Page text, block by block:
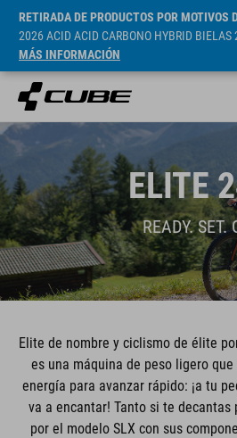
RETIRADA DE PRODUCTOS POR MOTIVOS
2026 ACID ACID CARBONO HYBRID BIELAS
MÁS INFORMACIÓN
ELITE
READY. SET.
Elite de nombre y ciclismo de élite
es una máquina de peso ligero
energía para avanzar rápido: ¡a tu
va a encantar! Tanto si te decantas
por el modelo SLX con sus